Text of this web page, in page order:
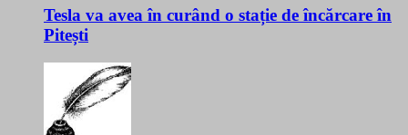
Tesla va avea în curând o stație de încărcare în
Pitești